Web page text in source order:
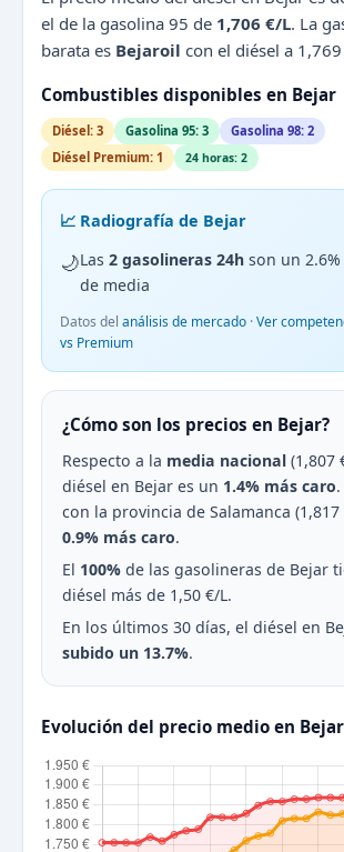
el de la gasolina 95 de 1,706 €/L. La
barata es Bejaroil con el diésel a
Combustibles disponibles en Bejar
Diésel: 3 Gasolina 95: 3
Gasolina 98: 2
Diésel Premium: 1
24 horas: 2
📈 Radiografía de Bejar
🌙Las 2 gasolineras 24h son un
de media
Datos del análisis de mercado ·Ver
vs Premium
¿Cómo son los precios en Bejar?
Respecto a la media nacional (1,807
diésel en Bejar es un 1.4% más caro
con la provincia de Salamanca (1,817
0.9% más caro.
El 100% de las gasolineras de Bejar
diésel más de 1,50 €/L.
En los últimos 30 días, el diésel en
subido un 13.7%.
Evolución del precio medio en Bejar